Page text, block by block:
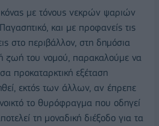
με τόνους νεκρών ψαριών
και με προφανείς τις
στο περιβάλλον, στη δημόσια
ζωή του νομού, παρακαλούμε να
προκαταρκτική εξέταση
εκτός των άλλων, αν έπρεπε
το θυρόφραγμα που οδηγεί
τη μοναδική διέξοδο για τα